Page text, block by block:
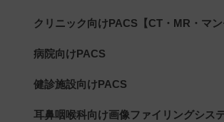
クリニック向けPACS【CT・MR・マン
病院向けPACS
健診施設向けPACS
耳鼻咽喉科向け画像ファイリングシス